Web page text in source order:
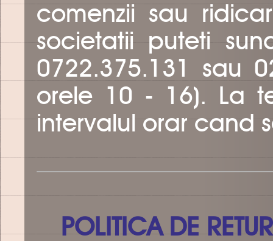
comenzii sau
societatii puteti
0722.375.131 sau
orele 10 - 16). La
intervalul orar cand
POLITICA DE